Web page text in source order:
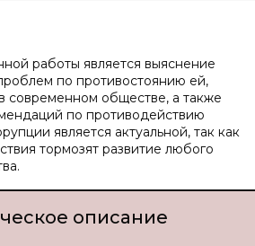
работы является выяснение
по противостоянию ей,
современном обществе, а также
по противодействию
является актуальной, так как
тормозят развитие любого
описание